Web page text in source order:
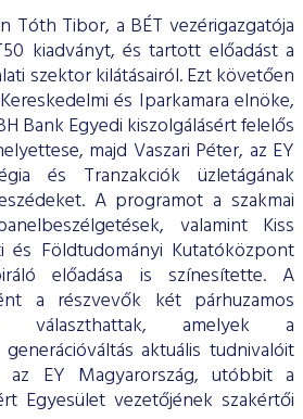
Tibor, a BÉT vezérigazgatója
kiadványt, és tartott előadást a
szektor kilátásairól. Ezt követően
és Iparkamara elnöke,
Bank Egyedi kiszolgálásért felelős
majd Vaszari Péter, az EY
és Tranzakciók üzletágának
A programot a szakmai
valamint Kiss
és Földtudományi Kutatóközpont
előadása is színesítette. A
a részvevők két párhuzamos
választhattak, amelyek a
aktuális tudnivalóit
EY Magyarország, utóbbit a
Egyesület vezetőjének szakértői